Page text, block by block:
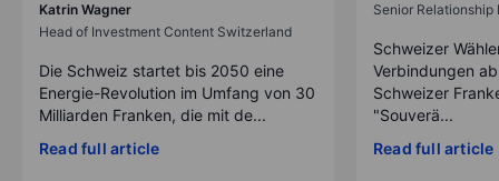
Katrin Wagner
Head of Investment Content Switzerland
Die Schweiz startet bis 2050 eine
Energie-Revolution im Umfang von 30
Milliarden Franken, die mit de...
Read full article
Senior Relationship
Schweizer
Verbindungen
Schweizer
"Souverä...
Read full article